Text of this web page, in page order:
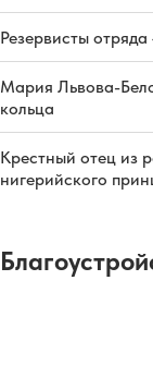
Резервисты
Мария Львова-
кольца
Крестный отец из
нигерийского